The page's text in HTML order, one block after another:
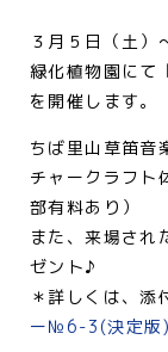
３月５日（土
緑化植物園にて
を開催します。
ちば里山草笛音
チャークラフト
部有料あり）
また、来場され
ゼント♪
＊詳しくは、添
ー№6-3(決定版)